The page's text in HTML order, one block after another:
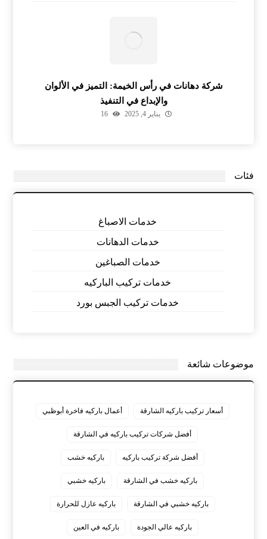
شركة دهانات في رأس الخيمة: التميز في الألوان
والإبداع في التنفيذ
يناير 4, 2025 16
فئات
خدمات الاصباغ
خدمات الدهانات
خدمات الصباغين
خدمات تركيب الباركيه
خدمات تركيب الجبس بورد
موضوعات شائعة
أسعار تركيب باركيه الشارقة أعمال باركيه فاخرة أبوظبي
أفضل شركات تركيب باركيه في الشارقة
أفضل شركة تركيب باركيه باركيه خشب
باركيه خشب في الشارقة باركيه خشبي
باركيه خشبي في الشارقة باركيه عازل للحرارة
باركيه عالي الجودة باركيه في العين